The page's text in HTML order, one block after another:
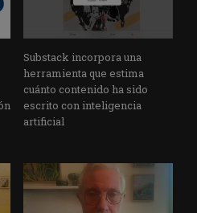
Substack incorpora una
herramienta que estima
cuánto contenido ha sido
escrito con inteligencia
artificial